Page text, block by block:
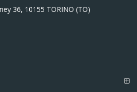
36, 10155 TORINO (TO)